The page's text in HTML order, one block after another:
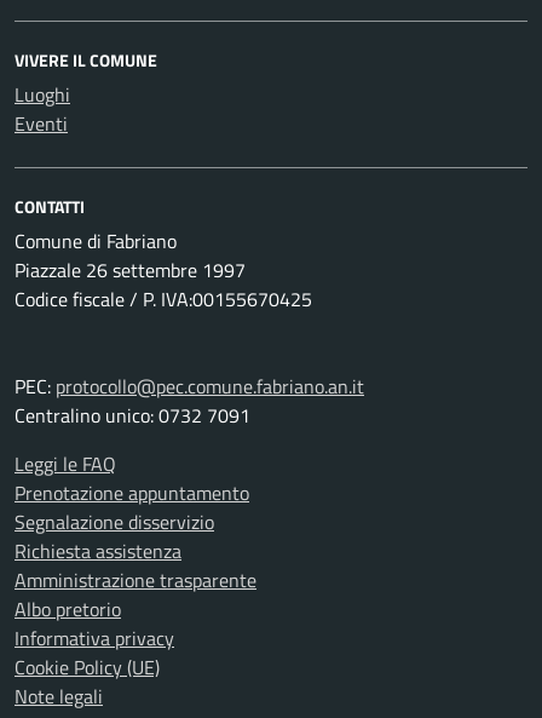
VIVERE IL COMUNE
Luoghi
Eventi
CONTATTI
Comune di Fabriano
Piazzale 26 settembre 1997
Codice fiscale / P. IVA:00155670425
PEC: protocollo@pec.comune.fabriano.an.it
Centralino unico: 0732 7091
Leggi le FAQ
Prenotazione appuntamento
Segnalazione disservizio
Richiesta assistenza
Amministrazione trasparente
Albo pretorio
Informativa privacy
Cookie Policy (UE)
Note legali